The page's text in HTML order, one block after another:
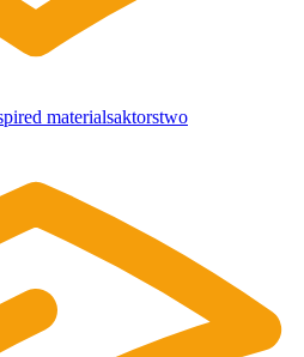
materialsaktorstwo